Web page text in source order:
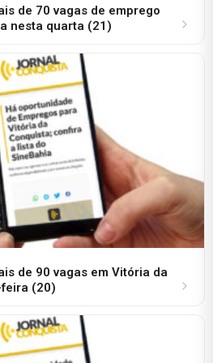
de 70 vagas de emprego
nesta quarta (21)
de 90 vagas em Vitória da
(20)